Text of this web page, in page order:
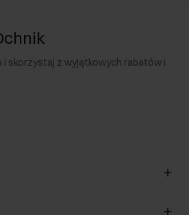
i skorzystaj z wyjątkowych rabatów i